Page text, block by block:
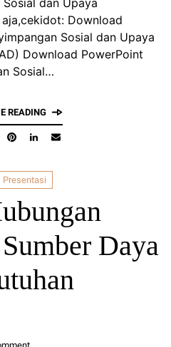
dan Upaya
Download
Sosial dan Upaya
Download PowerPoint
Sosial…
READING
Presentasi
Daya